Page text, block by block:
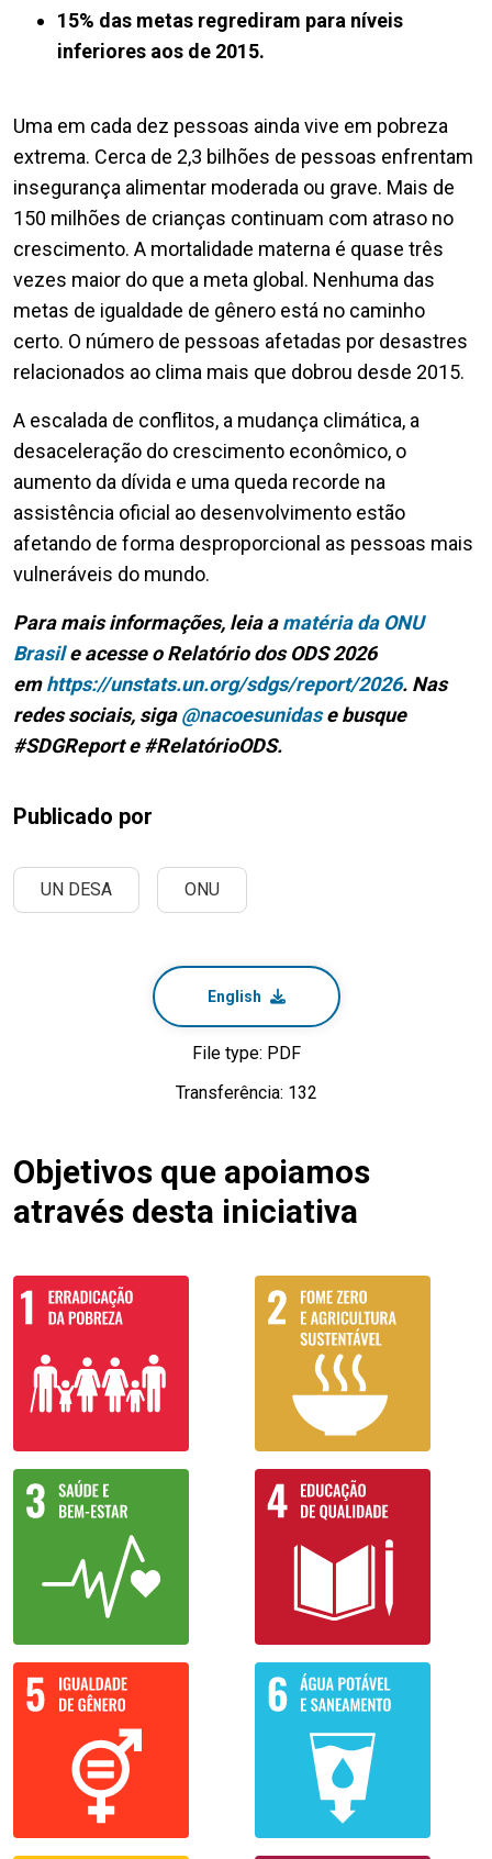
15% das metas regrediram para níveis
inferiores aos de 2015.
Uma em cada dez pessoas ainda vive em pobreza
extrema. Cerca de 2,3 bilhões de pessoas enfrentam
insegurança alimentar moderada ou grave. Mais de
150 milhões de crianças continuam com atraso no
crescimento. A mortalidade materna é quase três
vezes maior do que a meta global. Nenhuma das
metas de igualdade de gênero está no caminho
certo. O número de pessoas afetadas por desastres
relacionados ao clima mais que dobrou desde 2015.
A escalada de conflitos, a mudança climática, a
desaceleração do crescimento econômico, o
aumento da dívida e uma queda recorde na
assistência oficial ao desenvolvimento estão
afetando de forma desproporcional as pessoas mais
vulneráveis do mundo.
Para mais informações, leia amatéria da ONU
Brasile acesse o Relatório dos ODS 2026
emhttps://unstats.un.org/sdgs/report/2026. Nas
redes sociais, siga@nacoesunidase busque
#SDGReport e#RelatórioODS.
Publicado por
UN DESA ONU
English
File type: PDF
Transferência: 132
Objetivos que apoiamos
através desta iniciativa